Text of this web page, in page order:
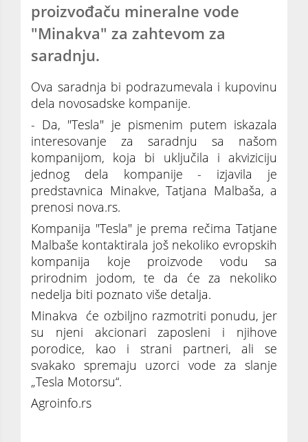
proizvođaču mineralne vode
"Minakva" za zahtevom za
saradnju.
Ova saradnja bi podrazumevala i kupovinu
dela novosadske kompanije.
- Da, "Tesla" je pismenim putem iskazala
interesovanje za saradnju sa našom
kompanijom, koja bi uključila i akviziciju
jednog dela kompanije - izjavila je
predstavnica Minakve, Tatjana Malbaša, a
prenosi nova.rs.
Kompanija "Tesla" je prema rečima Tatjane
Malbaše kontaktirala još nekoliko evropskih
kompanija koje proizvode vodu sa
prirodnim jodom, te da će za nekoliko
nedelja biti poznato više detalja.
Minakva će ozbiljno razmotriti ponudu, jer
su njeni akcionari zaposleni i njihove
porodice, kao i strani partneri, ali se
svakako spremaju uzorci vode za slanje
„Tesla Motorsu“.
Agroinfo.rs